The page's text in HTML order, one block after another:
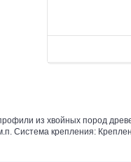
из хвойных пород
Система крепления: